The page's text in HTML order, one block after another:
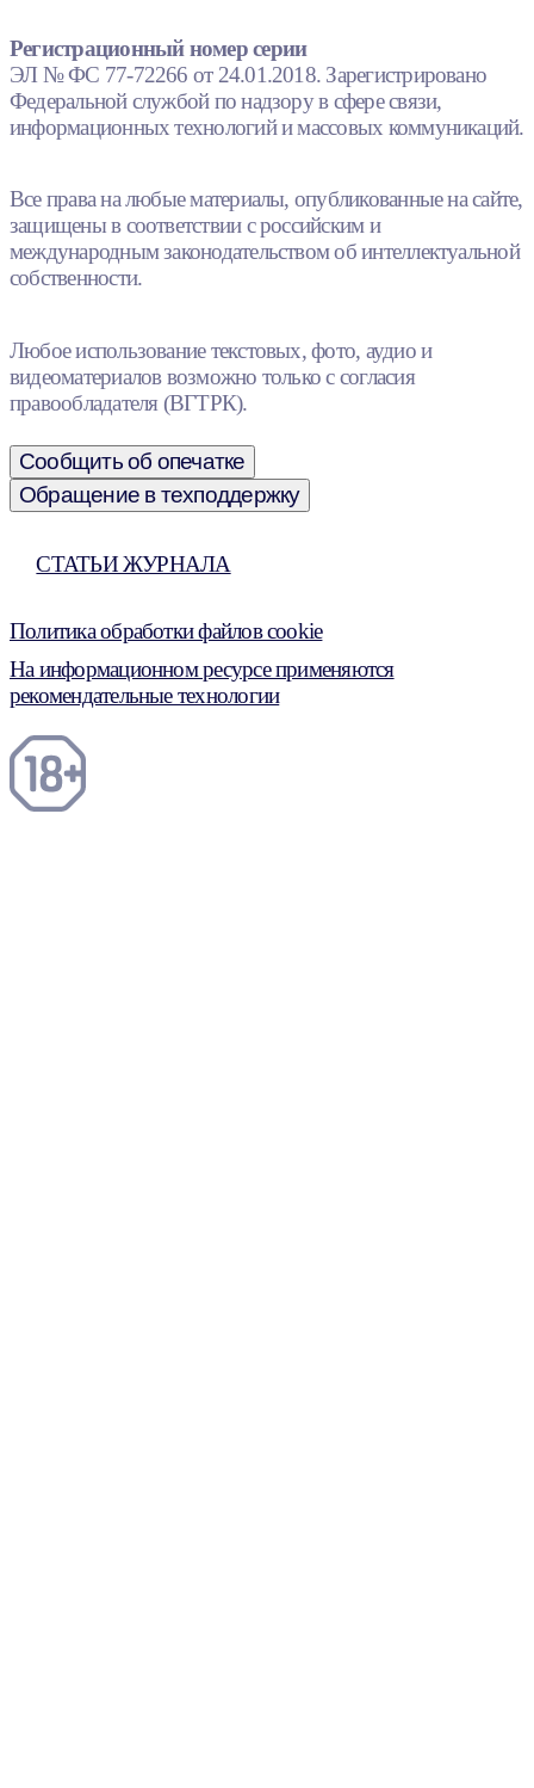
Регистрационный номер серии
ЭЛ № ФС 77-72266 от 24.01.2018. Зарегистрировано
Федеральной службой по надзору в сфере связи,
информационных технологий и массовых коммуникаций.
Все права на любые материалы, опубликованные на сайте,
защищены в соответствии с российским и
международным законодательством об интеллектуальной
собственности.
Любое использование текстовых, фото, аудио и
видеоматериалов возможно только с согласия
правообладателя (ВГТРК).
Сообщить об опечатке
Обращение в техподдержку
СТАТЬИ ЖУРНАЛА
Политика обработки файлов cookie
На информационном ресурсе применяются
рекомендательные технологии